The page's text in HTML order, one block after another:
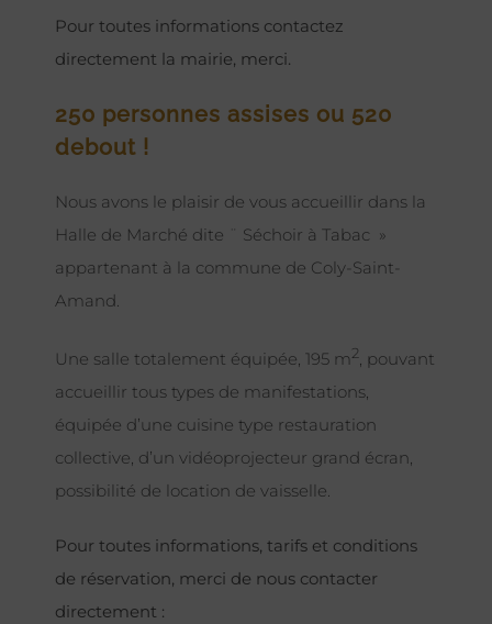
Pour toutes informations contactez
directement la mairie, merci.
250 personnes assises ou 520
debout !
Nous avons le plaisir de vous accueillir dans la
Halle de Marché dite ¨ Séchoir à Tabac »
appartenant à la commune de Coly-Saint-
Amand.
Une salle totalement équipée, 195 m2, pouvant
accueillir tous types de manifestations,
équipée d’une cuisine type restauration
collective, d’un vidéoprojecteur grand écran,
possibilité de location de vaisselle.
Pour toutes informations, tarifs et conditions
de réservation, merci de nous contacter
directement :